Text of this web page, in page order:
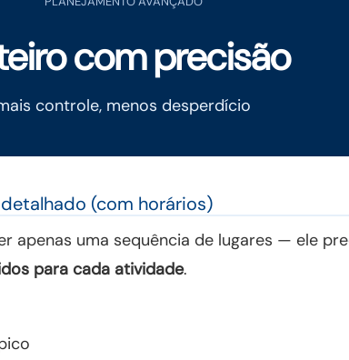
com precisão
controle, menos desperdício
(com horários)
apenas uma sequência de lugares — ele
para cada atividade.